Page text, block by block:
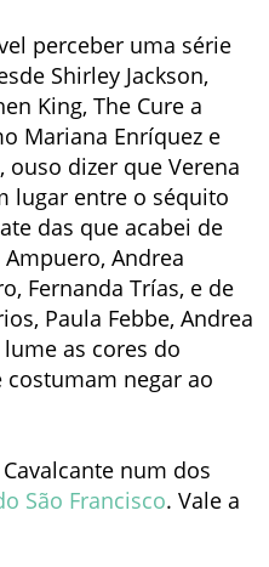
perceber uma série
Shirley Jackson,
King, The Cure a
Mariana Enríquez e
ouso dizer que Verena
lugar entre o séquito
das que acabei de
Andrea
Fernanda Trías, e de
Paula Febbe, Andrea
as cores do
negar ao
num dos
São Francisco. Vale a